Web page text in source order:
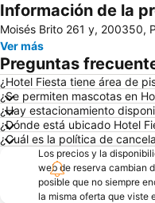
Ampliar mapa
Información de la
Moisés Brito 261 y, 200350,
Ver más
Preguntas
¿Hotel Fiesta tiene área de
¿Se permiten mascotas en
¿Hay estacionamiento
¿Dónde está ubicado Hotel
¿Cuál es la política de
Los precios y la
web de reserva cambian
posible que no siempre
la misma oferta que viste